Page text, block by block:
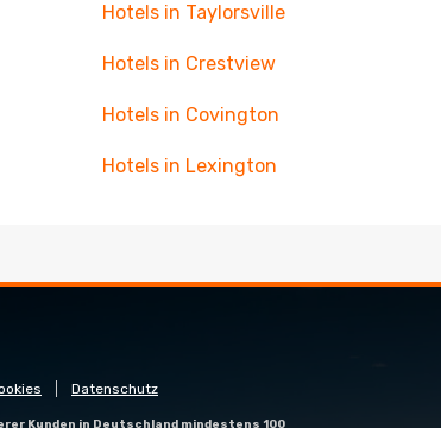
Hotels in Taylorsville
Hotels in Crestview
Hotels in Covington
Hotels in Lexington
Datenschutz
Kunden in Deutschland mindestens 100